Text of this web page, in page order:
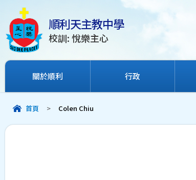
順利天主教中學
校訓: 悅樂主心
關於順利 行政
首頁 > Colen Chiu